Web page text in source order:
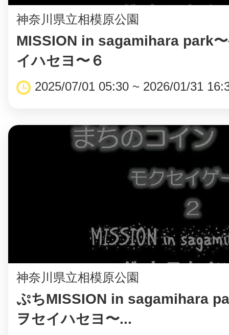
神奈川県立相模原公園
MISSION in sagamihara park
イハセヨ〜６
2025/07/01 05:30 ~ 2026/01/31
神奈川県立相模原公園
ぷちMISSION in sagamihara
ヲセイハセヨ〜...